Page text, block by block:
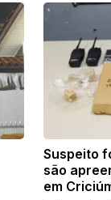
Suspeito
são
em